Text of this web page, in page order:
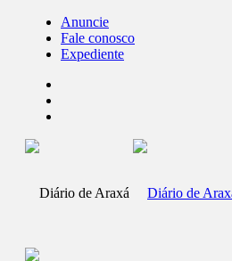
Anuncie
Fale conosco
Expediente